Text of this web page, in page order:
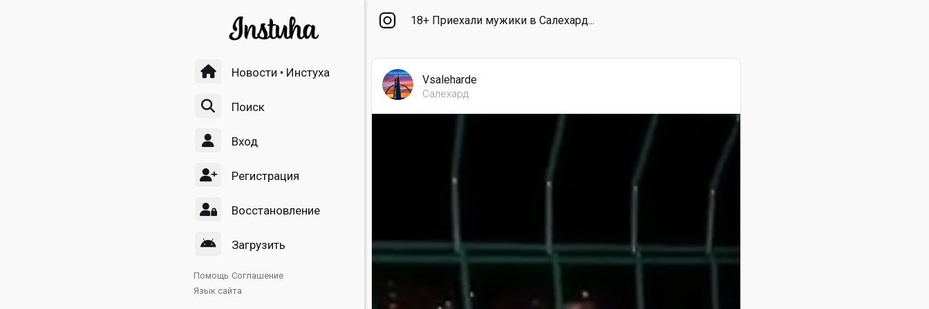
18+ Приехали мужики в Салехард...
Новости • Инстуха
Поиск
Вход
Регистрация
Восстановление
Загрузить
Помощь Соглашение
Язык сайта
Vsaleharde
Салехард